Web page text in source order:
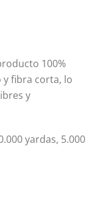
100%
fibra corta, lo
y
yardas, 5.000